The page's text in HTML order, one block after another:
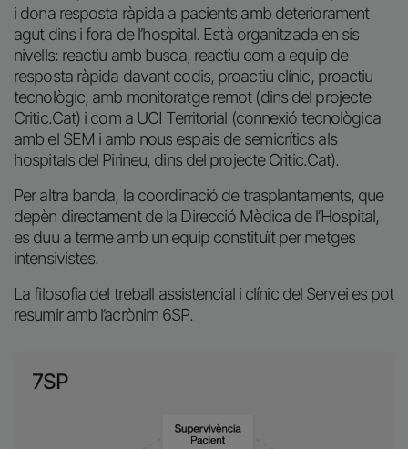
i dona resposta ràpida a pacients amb deteriorament
agut dins i fora de l’hospital. Està organitzada en sis
nivells: reactiu amb busca, reactiu com a equip de
resposta ràpida davant codis, proactiu clínic, proactiu
tecnològic, amb monitoratge remot (dins del projecte
Critic.Cat) i com a UCI Territorial (connexió tecnològica
amb el SEM i amb nous espais de semicrítics als
hospitals del Pirineu, dins del projecte Critic.Cat).
Per altra banda, la coordinació de trasplantaments, que
depèn directament de la Direcció Mèdica de l’Hospital,
es duu a terme amb un equip constituït per metges
intensivistes.
La filosofia del treball assistencial i clínic del Servei es pot
resumir amb l’acrònim 6SP.
7SP